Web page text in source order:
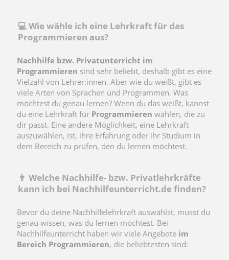
💻 Wie wähle ich eine Lehrkraft für das
Programmieren aus?
Nachhilfe bzw. Privatunterricht im
Programmieren sind sehr beliebt, deshalb gibt es eine
Vielzahl von Lehrer:innen. Aber wie du weißt, gibt es
viele Arten von Sprachen und Programmen. Was
möchtest du genau lernen? Wenn du das weißt, kannst
du eine Lehrkraft für Programmieren wählen, die zu
dir passt. Eine andere Möglichkeit, eine Lehrkraft
auszuwählen, ist, ihre Erfahrung oder ihr Studium in
dem Bereich zu prüfen, den du lernen möchtest.
👨 Welche Nachhilfe- bzw. Privatlehrkräfte
kann ich bei Nachhilfeunterricht.de finden?
Bevor du deine Nachhilfelehrkraft auswählst, musst du
genau wissen, was du lernen möchtest. Bei
Nachhilfeunterricht haben wir viele Angebote im
Bereich Programmieren, die beliebtesten sind: